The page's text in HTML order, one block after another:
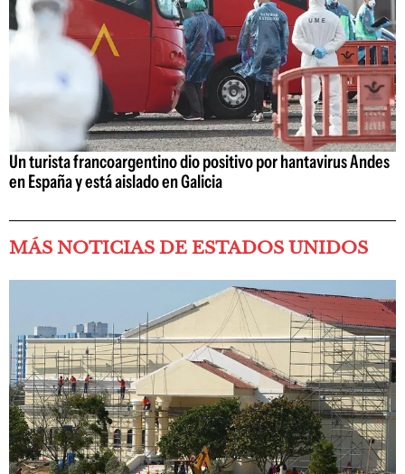
Un turista francoargentino dio positivo por hantavirus Andes
en España y está aislado en Galicia
MÁS NOTICIAS DE ESTADOS UNIDOS